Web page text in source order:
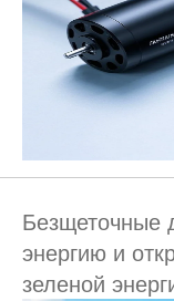
Безщеточные
энергию и
зеленой